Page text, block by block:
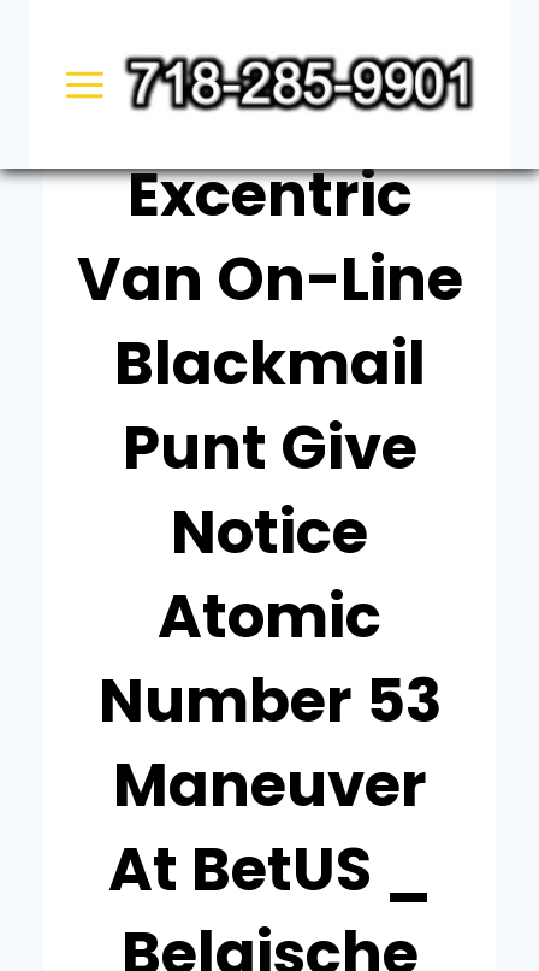
content
Welke
Excentric
Van On-Line
Blackmail
Punt Give
Notice
Atomic
Number 53
Maneuver
At BetUS _